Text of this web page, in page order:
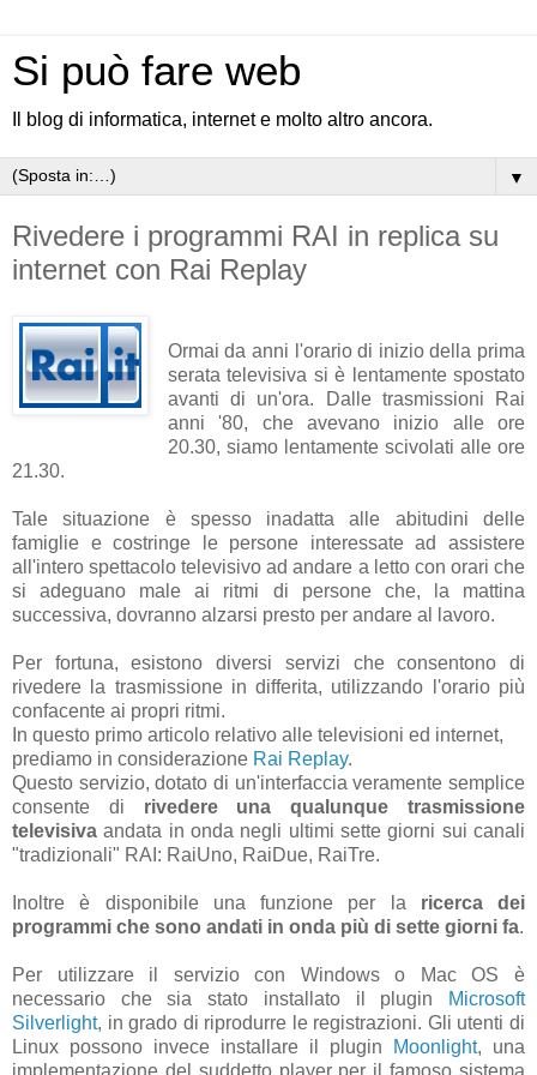
Si può fare web
Il blog di informatica, internet e molto altro ancora.
▼
Rivedere i programmi RAI in replica su
internet con Rai Replay
Ormai da anni l'orario di inizio della prima
serata televisiva si è lentamente spostato
avanti di un'ora. Dalle trasmissioni Rai
anni '80, che avevano inizio alle ore
20.30, siamo lentamente scivolati alle ore
21.30.
Tale situazione è spesso inadatta alle abitudini delle
famiglie e costringe le persone interessate ad assistere
all'intero spettacolo televisivo ad andare a letto con orari che
si adeguano male ai ritmi di persone che, la mattina
successiva, dovranno alzarsi presto per andare al lavoro.
Per fortuna, esistono diversi servizi che consentono di
rivedere la trasmissione in differita, utilizzando l'orario più
confacente ai propri ritmi.
In questo primo articolo relativo alle televisioni ed internet,
prediamo in considerazione Rai Replay.
Questo servizio, dotato di un'interfaccia veramente semplice
consente di rivedere una qualunque trasmissione
televisiva andata in onda negli ultimi sette giorni sui canali
"tradizionali" RAI: RaiUno, RaiDue, RaiTre.
Inoltre è disponibile una funzione per la ricerca dei
programmi che sono andati in onda più di sette giorni fa.
Per utilizzare il servizio con Windows o Mac OS è
necessario che sia stato installato il plugin
Microsoft
Silverlight, in grado di riprodurre le registrazioni. Gli utenti di
Linux possono invece installare il plugin
Moonlight, una
implementazione del suddetto player per il famoso sistema